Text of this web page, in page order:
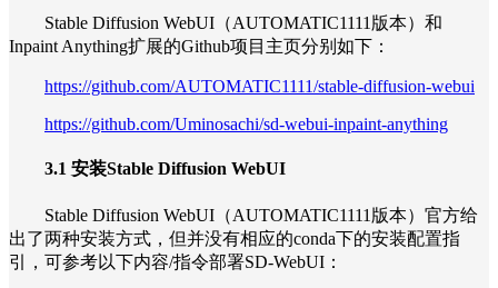
Stable Diffusion WebUI（AUTOMATIC1111版本）和
Inpaint Anything扩展的Github项目主页分别如下：
https://github.com/AUTOMATIC1111/stable-diffusion-webui
https://github.com/Uminosachi/sd-webui-inpaint-anything
3.1 安装Stable Diffusion WebUI
Stable Diffusion WebUI（AUTOMATIC1111版本）官方给
出了两种安装方式，但并没有相应的conda下的安装配置指
引，可参考以下内容/指令部署SD-WebUI：